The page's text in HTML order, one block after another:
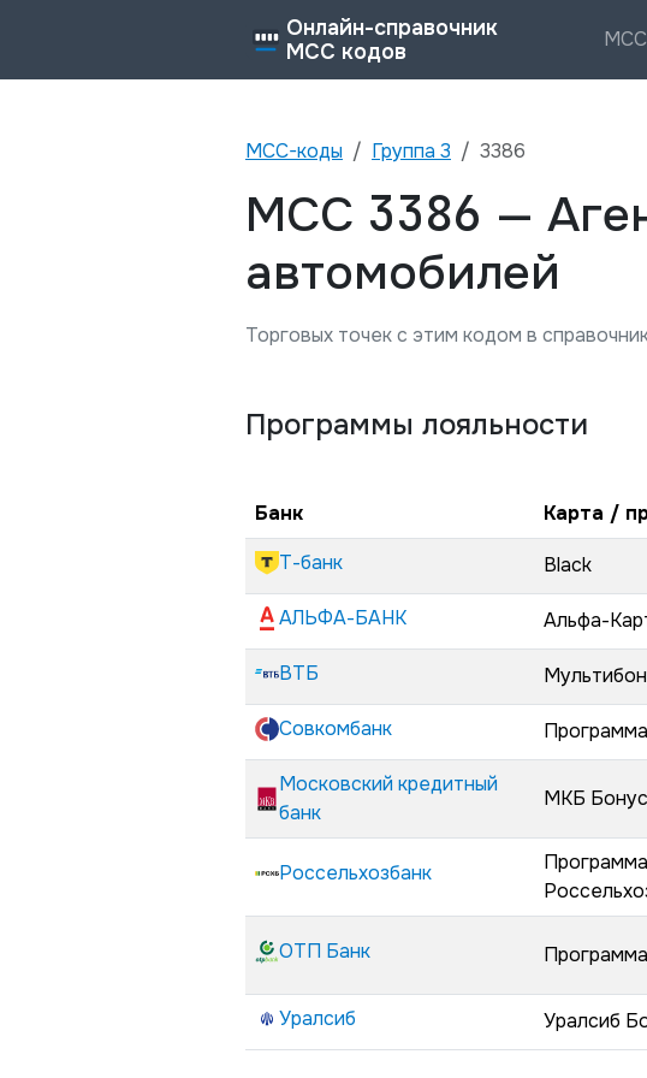
Онлайн-справочник
MCC кодов
MCC-коды Группа 3 3386
MCC 3386 —
автомобилей
Торговых точек с этим кодом в
Программы лояльности
Банк Карта /
Т-банк
Black
АЛЬФА-БАНК Альфа-
ВТБ
Совкомбанк
Московский кредитный
банк
МКБ Бонус
Россельхозбанк
ОТП Банк
Уралсиб Уралсиб